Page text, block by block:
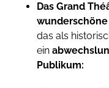
Das Grand
wunderschöne
das als
ein
Publikum: